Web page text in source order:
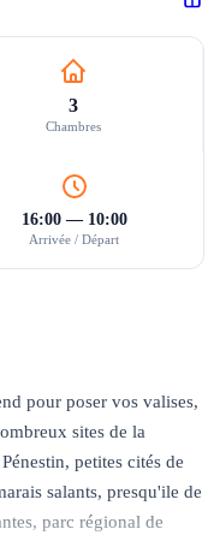
3
Chambres
16:00 — 10:00
Arrivée / Départ
pour poser vos valises,
sites de la
petites cités de
salants, presqu'ile de
parc régional de